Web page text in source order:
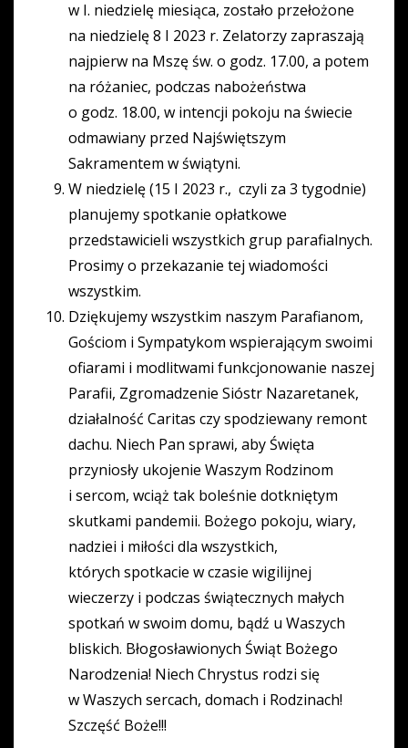
w I. niedzielę miesiąca, zostało przełożone
na niedzielę 8 I 2023 r. Zelatorzy zapraszają
najpierw na Mszę św. o godz. 17.00, a potem
na różaniec, podczas nabożeństwa
o godz. 18.00, w intencji pokoju na świecie
odmawiany przed Najświętszym
Sakramentem w świątyni.
W niedzielę (15 I 2023 r., czyli za 3 tygodnie)
planujemy spotkanie opłatkowe
przedstawicieli wszystkich grup parafialnych.
Prosimy o przekazanie tej wiadomości
wszystkim.
Dziękujemy wszystkim naszym Parafianom,
Gościom i Sympatykom wspierającym swoimi
ofiarami i modlitwami funkcjonowanie naszej
Parafii, Zgromadzenie Sióstr Nazaretanek,
działalność Caritas czy spodziewany remont
dachu. Niech Pan sprawi, aby Święta
przyniosły ukojenie Waszym Rodzinom
i sercom, wciąż tak boleśnie dotkniętym
skutkami pandemii. Bożego pokoju, wiary,
nadziei i miłości dla wszystkich,
których spotkacie w czasie wigilijnej
wieczerzy i podczas świątecznych małych
spotkań w swoim domu, bądź u Waszych
bliskich. Błogosławionych Świąt Bożego
Narodzenia! Niech Chrystus rodzi się
w Waszych sercach, domach i Rodzinach!
Szczęść Boże!!!